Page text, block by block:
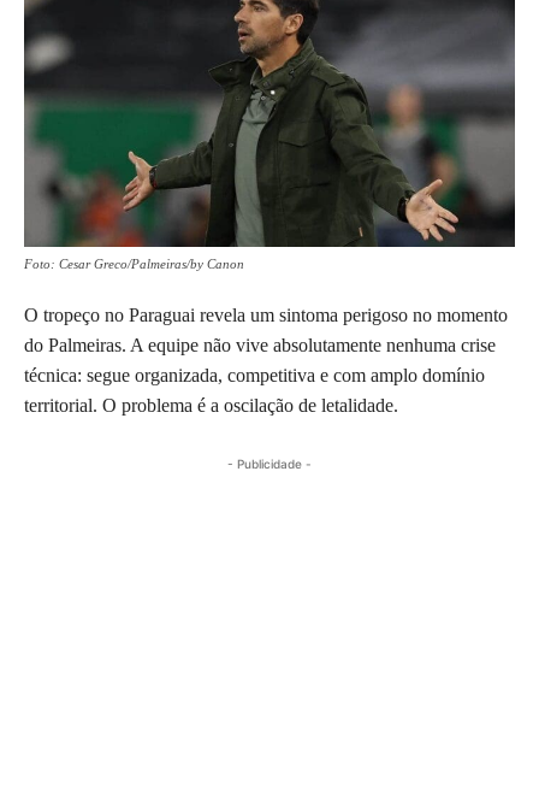
Foto: Cesar Greco/Palmeiras/by Canon
O tropeço no Paraguai revela um sintoma perigoso no momento
do Palmeiras. A equipe não vive absolutamente nenhuma crise
técnica: segue organizada, competitiva e com amplo domínio
territorial. O problema é a oscilação de letalidade.
- Publicidade -